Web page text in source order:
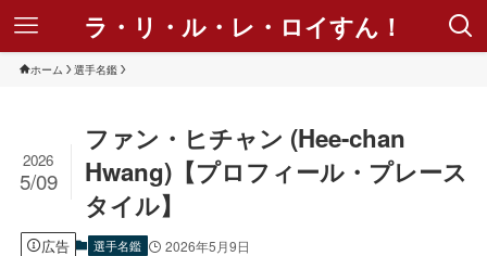
ラ・リ・ル・レ・ロイすん！
ホーム 選手名鑑
ファン・ヒチャン (Hee-chan
Hwang)【プロフィール・プレース
タイル】
2026
5/09
広告 選手名鑑 2026年5月9日